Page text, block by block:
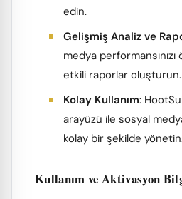
edin.
Gelişmiş Analiz ve
medya
etkili raporlar oluşturun.
Kolay Kullanım:
arayüzü ile sosyal
kolay bir şekilde
Kullanım ve Aktivasyon